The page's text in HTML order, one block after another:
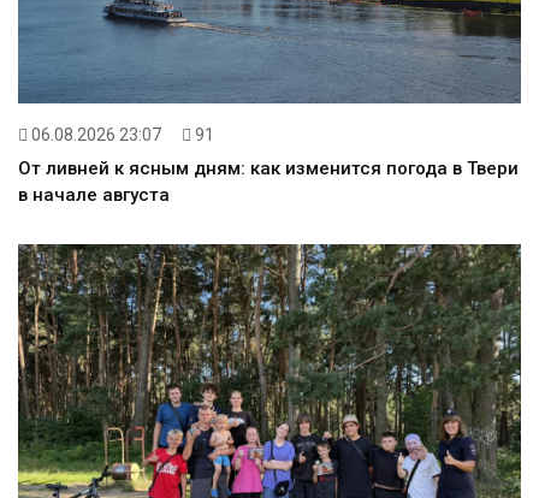
06.08.2026 23:07 91
От ливней к ясным дням: как изменится погода в Твери
в начале августа